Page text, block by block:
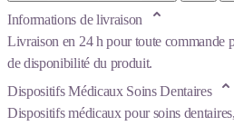
Informations de livraison
Livraison en 24 h pour toute commande
de disponibilité du produit.
Dispositifs Médicaux Soins Dentaires
Dispositifs médicaux pour soins